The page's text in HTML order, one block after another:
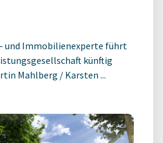
und Immobilienexperte führt
künftig
Mahlberg / Karsten ...